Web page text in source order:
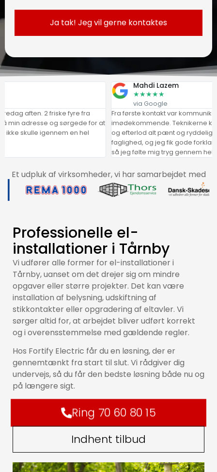
2 friske fyre fra
og sørgede for at
igennem en hel
Mahdi Lazem
★★★★ ★
via Google
Fra første kontakt var kommunikationen
imødekommende. Teknikerne kom til
og efterlod alt pænt og ryddeligt.
faglighed, og jeg fik gode forklaringer
så jeg følte mig tryg gennem hele
Et udpluk af virksomheder, vi har samarbejdet med
Professionelle el-
installationer i Tårnby
Vi udfører alle former for el-installationer i
Tårnby, uanset om det drejer sig om mindre
opgaver eller større projekter. Det kan være
installation af belysning, udskiftning af
stikkontakter eller opgradering af eltavler. Vi
sørger altid for, at arbejdet bliver udført korrekt
og i overensstemmelse med gældende regler.
Hos Fortify Electric får du en løsning, der er
gennemtænkt fra start til slut. Vi rådgiver dig
undervejs, så du får den bedste løsning både nu og
på længere sigt.
Ring 70 60 80 15
Indhent tilbud